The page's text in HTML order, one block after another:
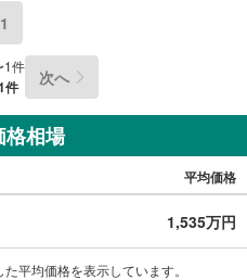
1
1件
件 次へ
格相場
平均価格
1,535万円
平均価格を表示しています。